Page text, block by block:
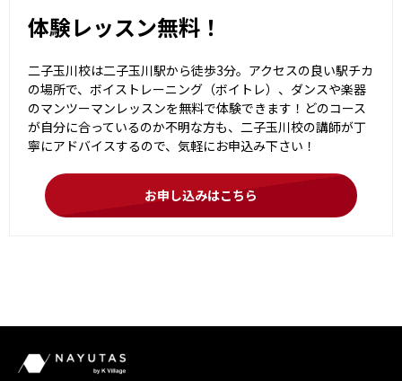
体験レッスン無料！
二子玉川校は二子玉川駅から徒歩3分。アクセスの良い駅チカ
の場所で、ボイストレーニング（ボイトレ）、ダンスや楽器
のマンツーマンレッスンを無料で体験できます！どのコース
が自分に合っているのか不明な方も、二子玉川校の講師が丁
寧にアドバイスするので、気軽にお申込み下さい！
お申し込みはこちら